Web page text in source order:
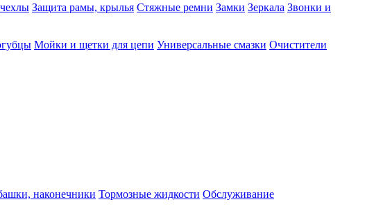
Защита рамы, крылья Стяжные ремни Замки Зеркала Звонки и
Мойки и щетки для цепи Универсальные смазки Очистители
наконечники Тормозные жидкости Обслуживание